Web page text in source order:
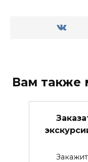
Вам также